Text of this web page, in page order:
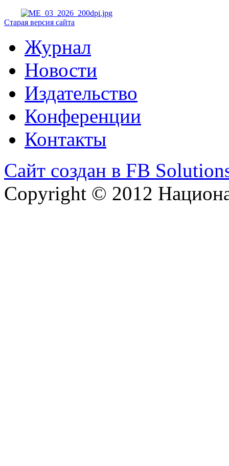
Старая версия сайта
Журнал
Новости
Издательство
Конференции
Контакты
Сайт создан в FB
Copyright © 2012